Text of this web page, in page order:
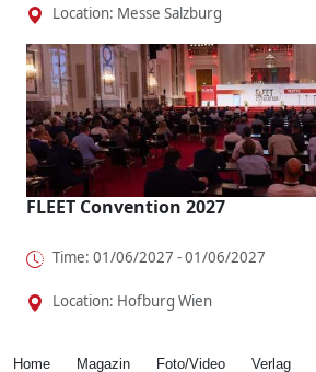
Location: Messe Salzburg
FLEET Convention 2027
Time: 01/06/2027 - 01/06/2027
Location: Hofburg Wien
Home Magazin Foto/Video Verlag